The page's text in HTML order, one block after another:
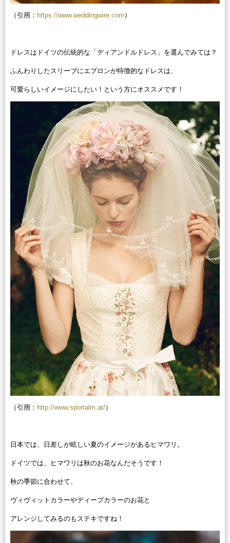
（引用： https://www.weddingwire.com ）
ドレスはドイツの伝統的な「ディアンドルドレス」を選んでみては？
ふんわりしたスリーブにエプロンが特徴的なドレスは、
可愛らしいイメージにしたい！という方にオススメです！
（引用： http://www.sportalm.at/）
日本では、日差しが眩しい夏のイメージがあるヒマワリ。
ドイツでは、ヒマワリは秋のお花なんだそうです！
秋の季節に合わせて、
ヴィヴィットカラーやディープカラーのお花と
アレンジしてみるのもステキですね！